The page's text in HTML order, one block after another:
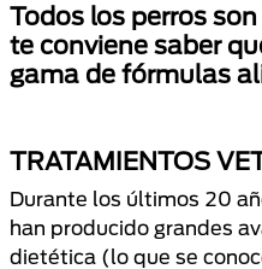
Todos los perros
te conviene saber
gama de fórmulas
TRATAMIENTOS
Durante los últimos 20
han producido grandes
dietética (lo que se